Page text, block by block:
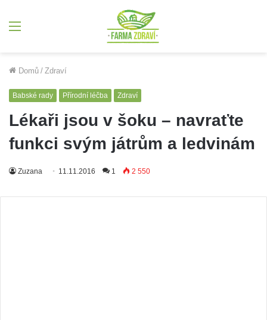
Domů / Zdraví
Babské rady Přírodní léčba Zdraví
Lékaři jsou v šoku – navraťte
funkci svým játrům a ledvinám
Zuzana 11.11.2016 1 2 550